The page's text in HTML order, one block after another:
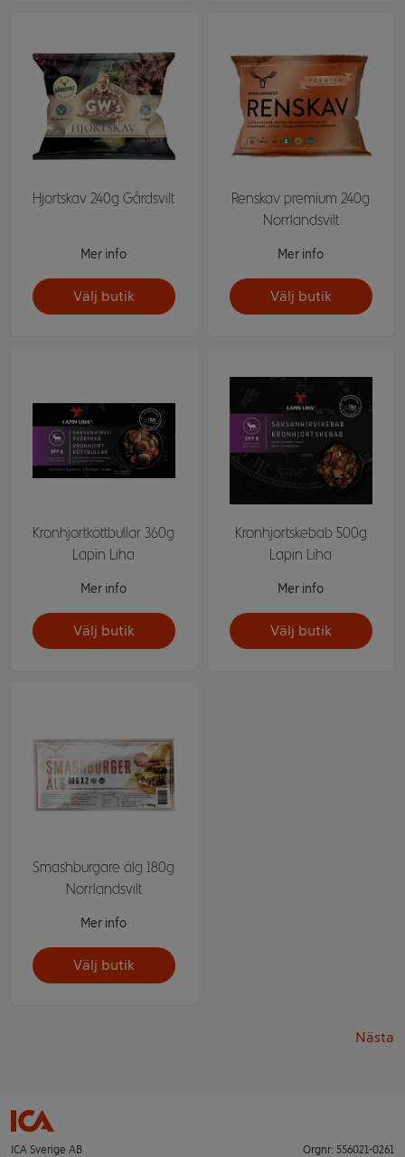
Hjortskav 240g Gårdsvilt
Mer info
Välj butik
Renskav premium 240g
Norrlandsvilt
Mer info
Välj butik
Kronhjortköttbullar 360g
Lapin Liha
Mer info
Välj butik
Kronhjortskebab 500g
Lapin Liha
Mer info
Välj butik
Smashburgare älg 180g
Norrlandsvilt
Mer info
Välj butik
Nästa
ICA Sverige AB Orgnr: 556021-0261